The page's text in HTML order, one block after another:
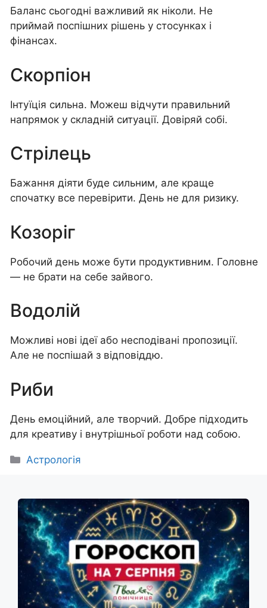
Баланс сьогодні важливий як ніколи. Не
приймай поспішних рішень у стосунках і
фінансах.
Скорпіон
Інтуїція сильна. Можеш відчути правильний
напрямок у складній ситуації. Довіряй собі.
Стрілець
Бажання діяти буде сильним, але краще
спочатку все перевірити. День не для ризику.
Козоріг
Робочий день може бути продуктивним. Головне
— не брати на себе зайвого.
Водолій
Можливі нові ідеї або несподівані пропозиції.
Але не поспішай з відповіддю.
Риби
День емоційний, але творчий. Добре підходить
для креативу і внутрішньої роботи над собою.
Категорії
Астрологія